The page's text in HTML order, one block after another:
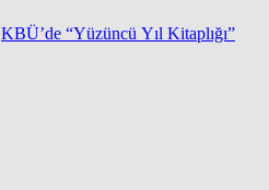
KBÜ’de “Yüzüncü Yıl Kitaplığı”